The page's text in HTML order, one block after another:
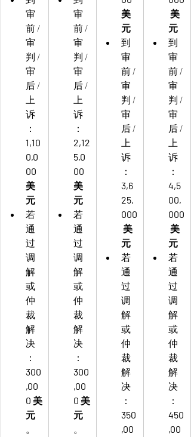
审
前 /
审
判 /
审
后 /
上
诉
：
1,10
0,0
00
美
元
若
通
过
调
解
或
仲
裁
解
决
：
300
,00
0 美
元
。
审
前 /
审
判 /
审
后 /
上
诉
：
2,12
5,0
00
美
元
若
通
过
调
解
或
仲
裁
解
决
：
300
,00
0 美
元
。
美
元
到
审
前 /
审
判 /
审
后 /
上
诉
：
3,6
25,
000
美
元
若
通
过
调
解
或
仲
裁
解
决
：
350
,00
美
元
到
审
前 /
审
判 /
审
后 /
上
诉
：
4,5
00,
000
美
元
若
通
过
调
解
或
仲
裁
解
决
：
450
,00